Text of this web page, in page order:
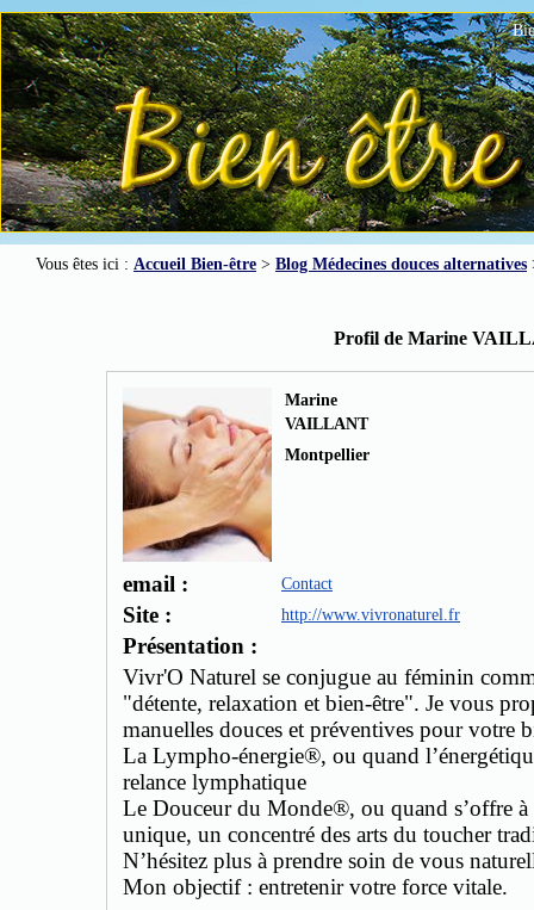
Vous êtes ici : Accueil Bien-être > Blog Médecines douces alternatives
Profil de Marine
Marine
VAILLANT
Montpellier
email : Contact
Site : http://www.vivronaturel.fr
Présentation :
Vivr'O Naturel se conjugue au féminin
"détente, relaxation et bien-être". Je vous
manuelles douces et préventives pour votre
La Lympho-énergie®, ou quand
relance lymphatique
Le Douceur du Monde®, ou quand s’offre à
unique, un concentré des arts du toucher
N’hésitez plus à prendre soin de vous
Mon objectif : entretenir votre force vitale.